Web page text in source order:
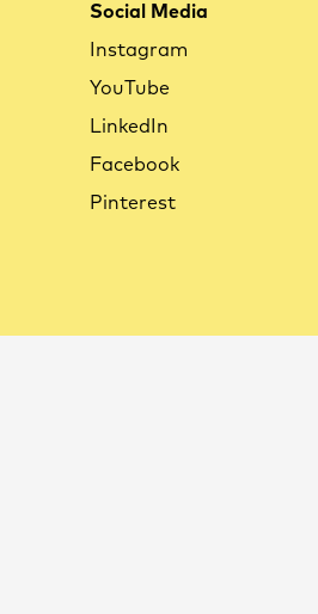
Social Media
Instagram
YouTube
LinkedIn
Facebook
Pinterest